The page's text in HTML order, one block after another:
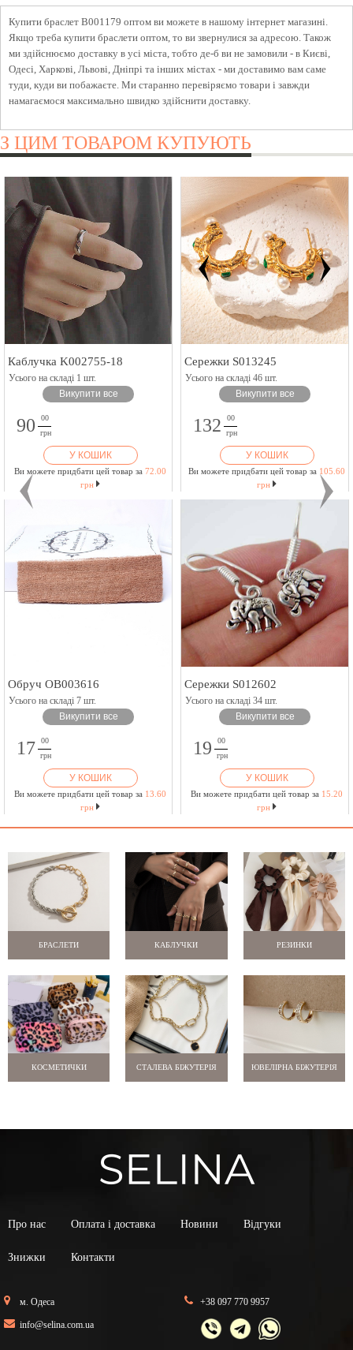
Купити браслет B001179 оптом ви можете в нашому інтернет магазині.
Якщо треба купити браслети оптом, то ви звернулися за адресою. Також
ми здійснюємо доставку в усі міста, тобто де-б ви не замовили - в Києві,
Одесі, Харкові, Львові, Дніпрі та інших містах - ми доставимо вам саме
туди, куди ви побажаєте. Ми старанно перевіряємо товари і завжди
намагаємося максимально швидко здійснити доставку.
З ЦИМ ТОВАРОМ КУПУЮТЬ
Каблучка K002755-18
Усього на складі 1 шт.
Викупити все
90
00
грн
У КОШИК
Ви можете придбати цей товар за 72.00
грн
Сережки S013245
Усього на складі 46 шт.
Викупити все
132
00
грн
У КОШИК
Ви можете придбати цей товар за 105.60
грн
Обруч OB003616
Усього на складі 7 шт.
Викупити все
17
00
грн
У КОШИК
Ви можете придбати цей товар за 13.60
грн
Сережки S012602
Усього на складі 34 шт.
Викупити все
19
00
грн
У КОШИК
Ви можете придбати цей товар за 15.20
грн
БРАСЛЕТИ КАБЛУЧКИ РЕЗИНКИ
КОСМЕТИЧКИ СТАЛЕВА БІЖУТЕРІЯ ЮВЕЛІРНА БІЖУТЕРІЯ
Про нас Оплата і доставка Новини Відгуки
Знижки Контакти
м. Одеса
info@selina.com.ua
+38 097 770 9957